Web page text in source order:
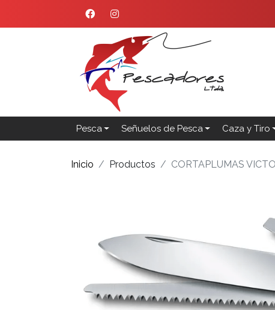
Pesca Señuelos de Pesca Caza y Tiro
Inicio Productos CORTAPLUMAS